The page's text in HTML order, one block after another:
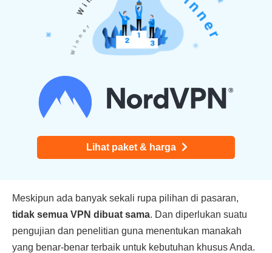
Lihat paket & harga
Meskipun ada banyak sekali rupa pilihan di pasaran,
tidak semua VPN dibuat sama. Dan diperlukan suatu
pengujian dan penelitian guna menentukan manakah
yang benar-benar terbaik untuk kebutuhan khusus Anda.